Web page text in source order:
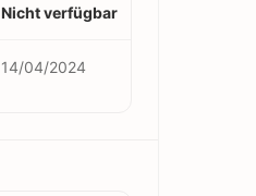
Nicht verfügbar
14/04/2024